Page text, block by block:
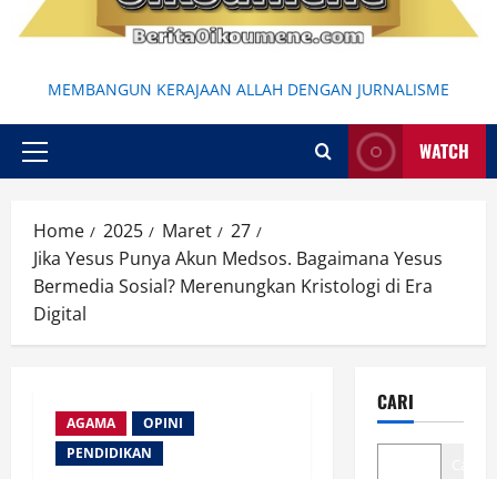
MEMBANGUN KERAJAAN ALLAH DENGAN JURNALISME
Primary
WATCH
Home 2025 Maret
27
Jika Yesus Punya Akun Medsos. Bagaimana Yesus
Bermedia Sosial? Merenungkan Kristologi di Era
Digital
AGAMA
OPINI
PENDIDIKAN
CARI